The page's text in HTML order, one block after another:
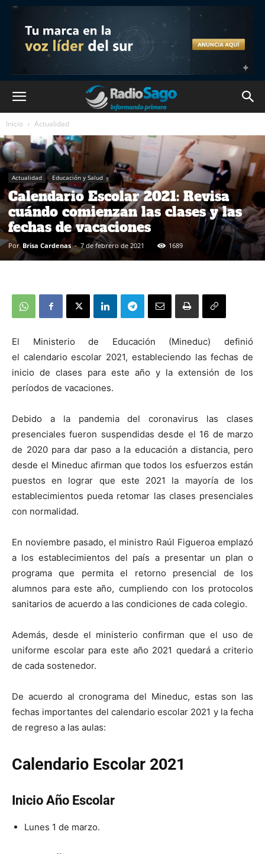
Inicio Actualidad
Actualidad Educación y Salud
Calendario Escolar 2021: Revisa
cuándo comienzan las clases y las
fechas de vacaciones
Por Brisa Cardenas - 7 de febrero de 2021 1689
El Ministerio de Educación (Mineduc) definió
el calendario escolar 2021, estableciendo las fechas de
inicio de clases para este año y la extensión de los
períodos de vacaciones.
Debido a la pandemia del coronavirus las clases
presenciales fueron suspendidas desde el 16 de marzo
de 2020 para dar paso a la educación a distancia, pero
desde el Mineduc afirman que todos los esfuerzos están
puestos en lograr que este 2021 la mayoría de los
establecimientos pueda retomar las clases presenciales
con normalidad.
En noviembre pasado, el ministro Raúl Figueroa emplazó
a los establecimientos del país a presentar un plan o
programa que permita el retorno presencial de los
alumnos para este año, cumpliendo con los protocolos
sanitarios de acuerdo a las condiciones de cada colegio.
Además, desde el ministerio confirman que el uso de
uniforme escolar para este año 2021 quedará a criterio
de cada sostenedor.
De acuerdo al cronograma del Mineduc, estas son las
fechas importantes del calendario escolar 2021 y la fecha
de regreso a las aulas:
Calendario Escolar 2021
Inicio Año Escolar
Lunes 1 de marzo.